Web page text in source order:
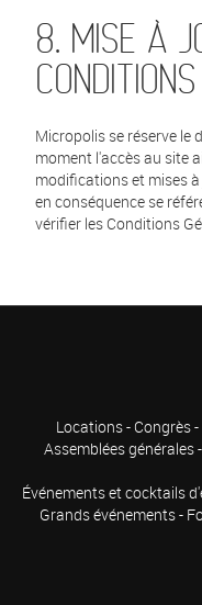
8. MISE À
Micropolis se réserve
moment l'accès au site
modifications et mises
en conséquence se
vérifier les Conditions
Locations - Congrès
Assemblées générales
Événements et cocktails
Grands événements -